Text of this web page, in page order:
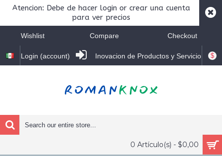
Atencion: Debe de hacer login or crear una cuenta
para ver precios
Wishlist Compare Checkout
$
Login (account) Inovacion de Productos y Servicio
0 Artículo(s) - $0,00